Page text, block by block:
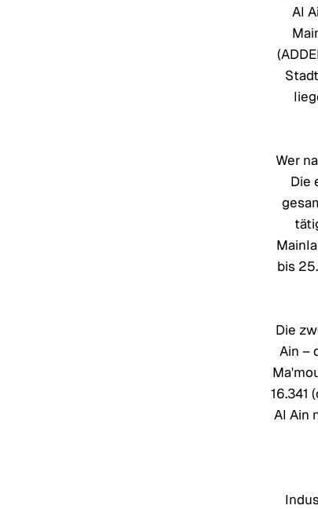
Al
Wer
Die
bis
Die
Ain –
16.341
Al Ain